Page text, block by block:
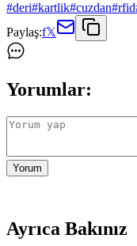
#deri#kartlik#cuzdan#rfid
Paylaş:f𝕏
Yorumlar:
Yorum
Ayrıca Bakınız